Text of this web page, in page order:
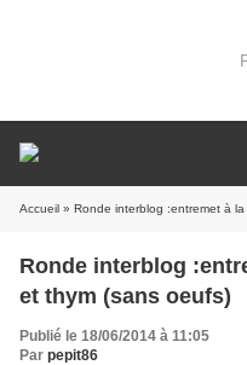
Accueil » Ronde interblog :entremet à
Ronde interblog
et thym (sans oeufs)
Publié le 18/06/2014 à 11:05
Par pepit86